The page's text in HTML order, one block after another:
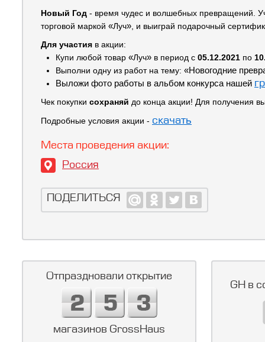
Новый Год - время чудес и волшебных превращений.
торговой маркой «Луч» , и выиграй подарочный
Для участия в акции:
Купи любой товар «Луч» в период с 05.12.2021 по
Выполни одну из работ на тему: «Новогодние
Выложи фото работы в альбом конкурса нашей
Чек покупки сохраняй до конца акции! Для получения
Подробные условия акции - скачать
Места проведения акции:
Россия
ПОДЕЛИТЬСЯ
Отпраздновали открытие
магазинов GrossHaus
GH в